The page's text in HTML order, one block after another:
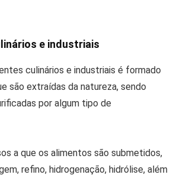
e industriais
culinários e industriais é formado
são extraídas da natureza, sendo
por algum tipo de
a que os alimentos são submetidos,
refino, hidrogenação, hidrólise, além